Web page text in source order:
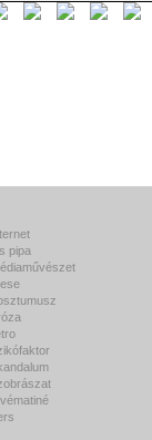
pipa